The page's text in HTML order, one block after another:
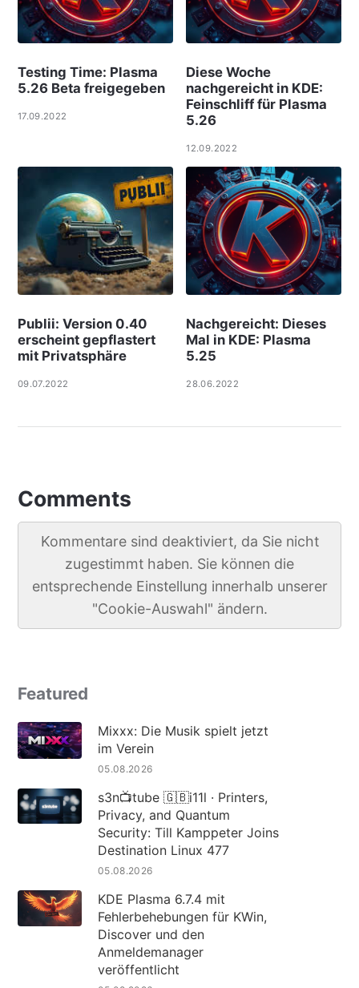
Testing Time: Plasma
5.26 Beta freigegeben
17.09.2022
Diese Woche
nachgereicht in KDE:
Feinschliff für Plasma
5.26
12.09.2022
Publii: Version 0.40
erscheint gepflastert
mit Privatsphäre
09.07.2022
Nachgereicht: Dieses
Mal in KDE: Plasma
5.25
28.06.2022
Comments
Kommentare sind deaktiviert, da Sie nicht
zugestimmt haben. Sie können die
entsprechende Einstellung innerhalb unserer
"Cookie-Auswahl" ändern.
Featured
Mixxx: Die Musik spielt jetzt
im Verein
05.08.2026
s3n📺tube 🇬🇧i11l · Printers,
Privacy, and Quantum
Security: Till Kamppeter Joins
Destination Linux 477
05.08.2026
KDE Plasma 6.7.4 mit
Fehlerbehebungen für KWin,
Discover und den
Anmeldemanager
veröffentlicht